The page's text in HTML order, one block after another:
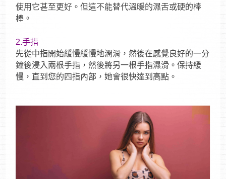
使用它甚至更好。但這不能替代溫暖的濕舌或硬的棒
棒。
2.手指
先從中指開始緩慢緩慢地潤滑，然後在感覺良好的一分
鐘後浸入兩根手指，然後將另一根手指濕滑。保持緩
慢，直到您的四指內部，她會很快達到高點。